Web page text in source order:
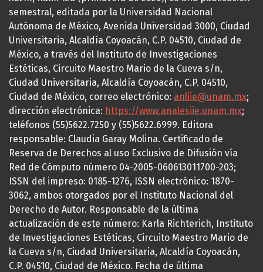
semestral, editada por la Universidad Nacional
Autónoma de México, Avenida Universidad 3000, Ciudad
Universitaria, Alcaldía Coyoacán, C.P. 04510, Ciudad de
México, a través del Instituto de Investigaciones
Estéticas, Circuito Maestro Mario de la Cueva s/n,
Ciudad Universitaria, Alcaldía Coyoacán, C.P. 04510,
Ciudad de México, correo electrónico: anliie@unam.mx;
dirección electrónica: https://www.analesiie.unam.mx;
teléfonos (55)5622.7250 y (55)5622.6999. Editora
responsable: Claudia Garay Molina. Certificado de
Reserva de Derechos al uso Exclusivo de Difusión vía
Red de Cómputo número 04-2005-060613011700-203;
ISSN del impreso: 0185-1276, ISSN electrónico: 1870-
3062, ambos otorgados por el Instituto Nacional del
Derecho de Autor. Responsable de la última
actualización de este número: Karla Richterich, Instituto
de Investigaciones Estéticas, Circuito Maestro Mario de
la Cueva s/n, Ciudad Universitaria, Alcaldía Coyoacán,
C.P. 04510, Ciudad de México. Fecha de última